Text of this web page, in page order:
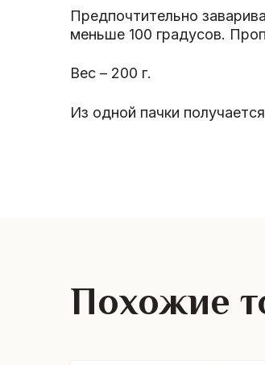
Предпочтительно
меньше 100 градусов.
Вес – 200 г.
Из одной пачки
Похожие